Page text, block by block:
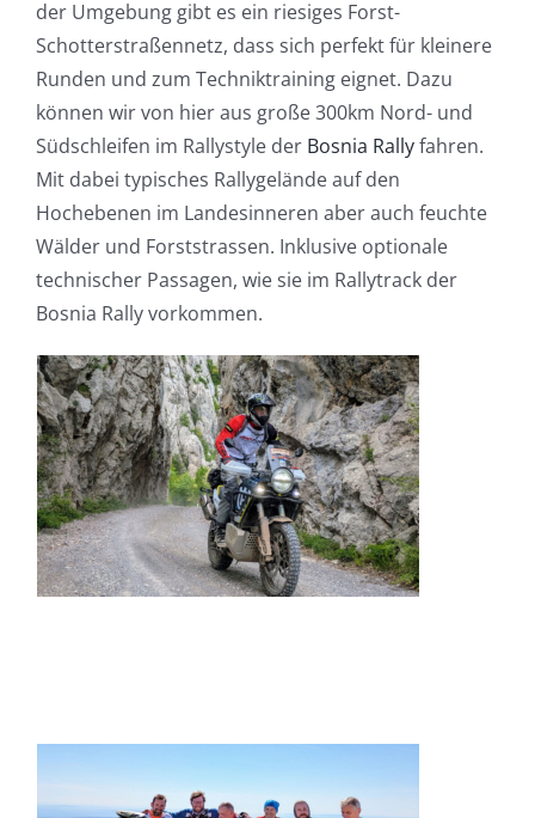
der Umgebung gibt es ein riesiges Forst-
Schotterstraßennetz, dass sich perfekt für kleinere
Runden und zum Techniktraining eignet. Dazu
können wir von hier aus große 300km Nord- und
Südschleifen im Rallystyle der Bosnia Rallyfahren.
Mit dabei typisches Rallygelände auf den
Hochebenen im Landesinneren aber auch feuchte
Wälder und Forststrassen. Inklusive optionale
technischer Passagen, wie sie im Rallytrack der
Bosnia Rally vorkommen.